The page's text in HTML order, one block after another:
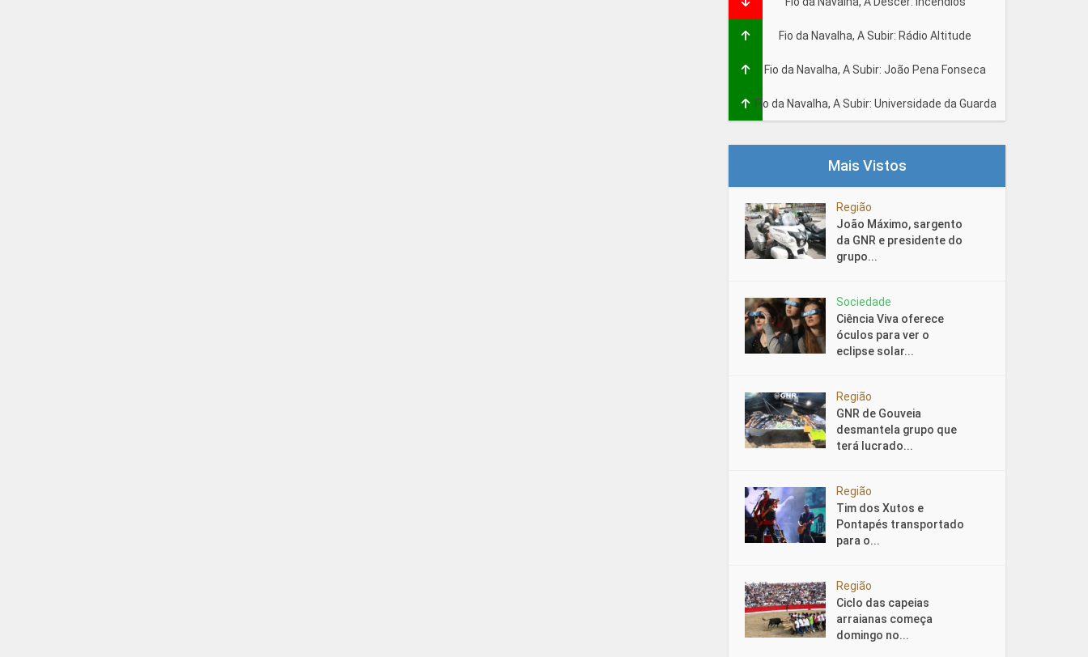
Fio da Navalha, A Subir: Rádio Altitude
Fio da Navalha, A Subir: João Pena Fonseca
Fio da Navalha, A Subir: Universidade da Guarda
Mais Vistos
Região
João Máximo, sargento
da GNR e presidente do
grupo...
Sociedade
Ciência Viva oferece
óculos para ver o
eclipse solar...
Região
GNR de Gouveia
desmantela grupo que
terá lucrado...
Região
Tim dos Xutos e
Pontapés transportado
para o...
Região
Ciclo das capeias
arraianas começa
domingo no...